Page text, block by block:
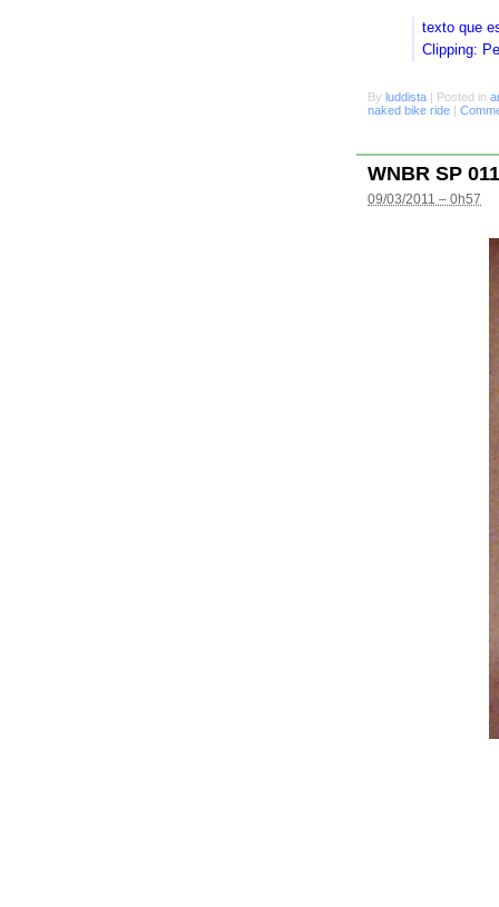
texto que
Clipping:
By luddista | Posted in
naked bike ride |
WNBR SP 011
09/03/2011 – 0h57